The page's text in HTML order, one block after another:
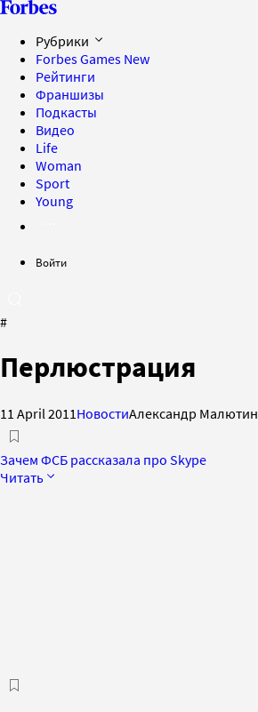
Рубрики
Forbes Games New
Рейтинги
Франшизы
Подкасты
Видео
Life
Woman
Sport
Young
Войти
#
Перлюстрация
11 April 2011 НовостиАлександр Малютин
Зачем ФСБ рассказала про Skype
Читать